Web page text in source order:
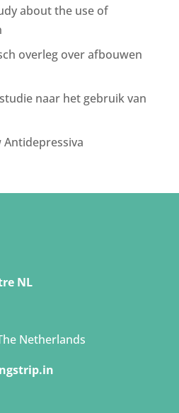
about the use of
overleg over afbouwen
naar het gebruik van
NL
Netherlands